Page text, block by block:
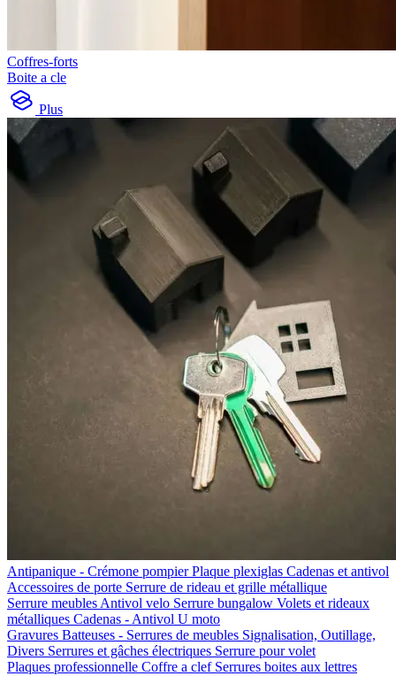
Coffres-forts
Boite a cle
Plus
Antipanique - Crémone pompierPlaque plexiglas Cadenas et antivol
Accessoires de porte Serrure de rideau et grille métallique
Serrure meubles Antivol velo Serrure bungalow Volets et rideaux
métalliques Cadenas - Antivol U moto
Gravures Batteuses - Serrures de meubles Signalisation, Outillage,
Divers Serrures et gâches électriques Serrure pour volet
Plaques professionnelle Coffre a clef Serrures boites aux lettres